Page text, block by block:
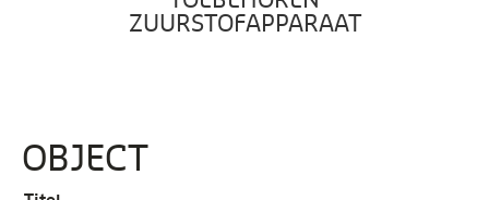
ZUURSTOFAPPARAAT
OBJECT